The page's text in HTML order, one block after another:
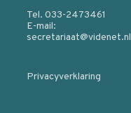
Tel. 033-2473461
E-mail:
secretariaat@videnet.nl
Privacyverklaring